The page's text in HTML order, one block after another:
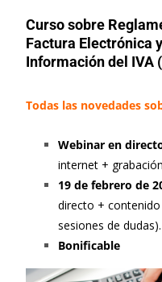
Curso sobre
Factura Electrónica
Información del IVA
Todas las novedades
Webinar en
internet +
19 de febrero de
directo +
sesiones de dudas).
Bonificable